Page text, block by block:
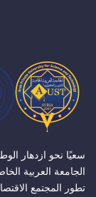
سعيًا نحو ازدهار
الجامعة العربية
تطور المجتمع